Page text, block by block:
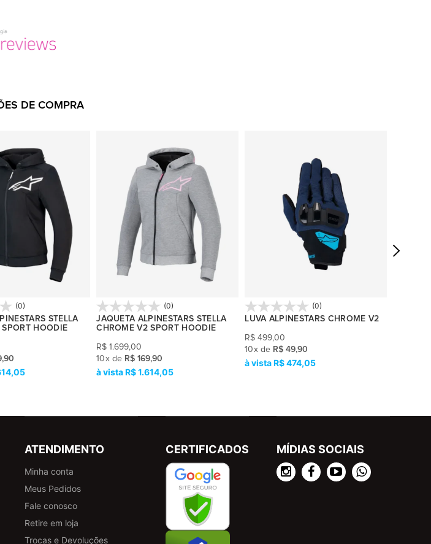
DE COMPRA
(0)
STELLA
HOODIE
(0)
JAQUETA ALPINESTARS STELLA
CHROME V2 SPORT HOODIE
R$ 1.699,00
10x de R$ 169,90
R$ 1.614,05
(0)
LUVA ALPINESTARS CHROME V2
R$ 499,00
10x de R$ 49,90
R$ 474,05
ATENDIMENTO
Minha conta
Meus Pedidos
Fale conosco
Retire em loja
Trocas e Devoluções
CERTIFICADOS MÍDIAS SOCIAIS